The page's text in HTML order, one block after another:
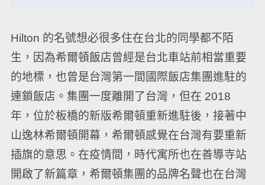
Hilton 的名號想必很多住在台北的同學都不陌
生，因為希爾頓飯店曾經是台北車站前相當重要
的地標，也曾是台灣第一間國際飯店集團進駐的
連鎖飯店。集團一度離開了台灣，但在 2018
年，位於板橋的新版希爾頓重新進駐後，接著中
山逸林希爾頓開幕，希爾頓感覺在台灣有要重新
插旗的意思。在疫情間，時代寓所也在善導寺站
開啟了新篇章，希爾頓集團的品牌名聲也在台灣